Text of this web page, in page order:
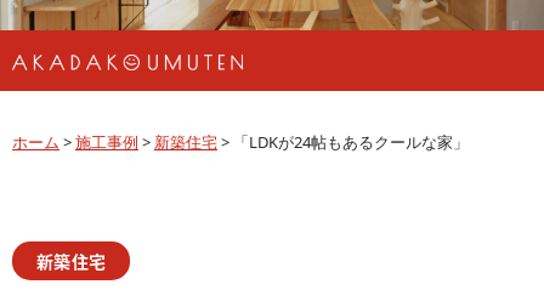
ホーム >施工事例 > 新築住宅> 「LDKが24帖もあるクールな家」
新築住宅